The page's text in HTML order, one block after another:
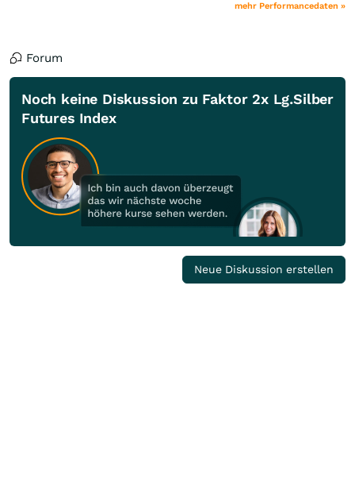
mehr Performancedaten »
Forum
Noch keine Diskussion zu Faktor 2x Lg.Silber
Futures Index
Neue Diskussion erstellen